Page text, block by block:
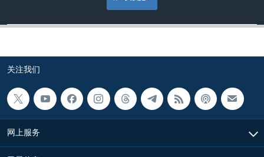
关注我们
网上服务